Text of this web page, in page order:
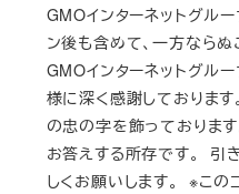
GMOインターネットグル
ン後も含めて、一方ならぬ
GMOインターネットグル
様に深く感謝しております
の忠の字を飾っておりま
お答えする所存です。 引
しくお願いします。 ※こ